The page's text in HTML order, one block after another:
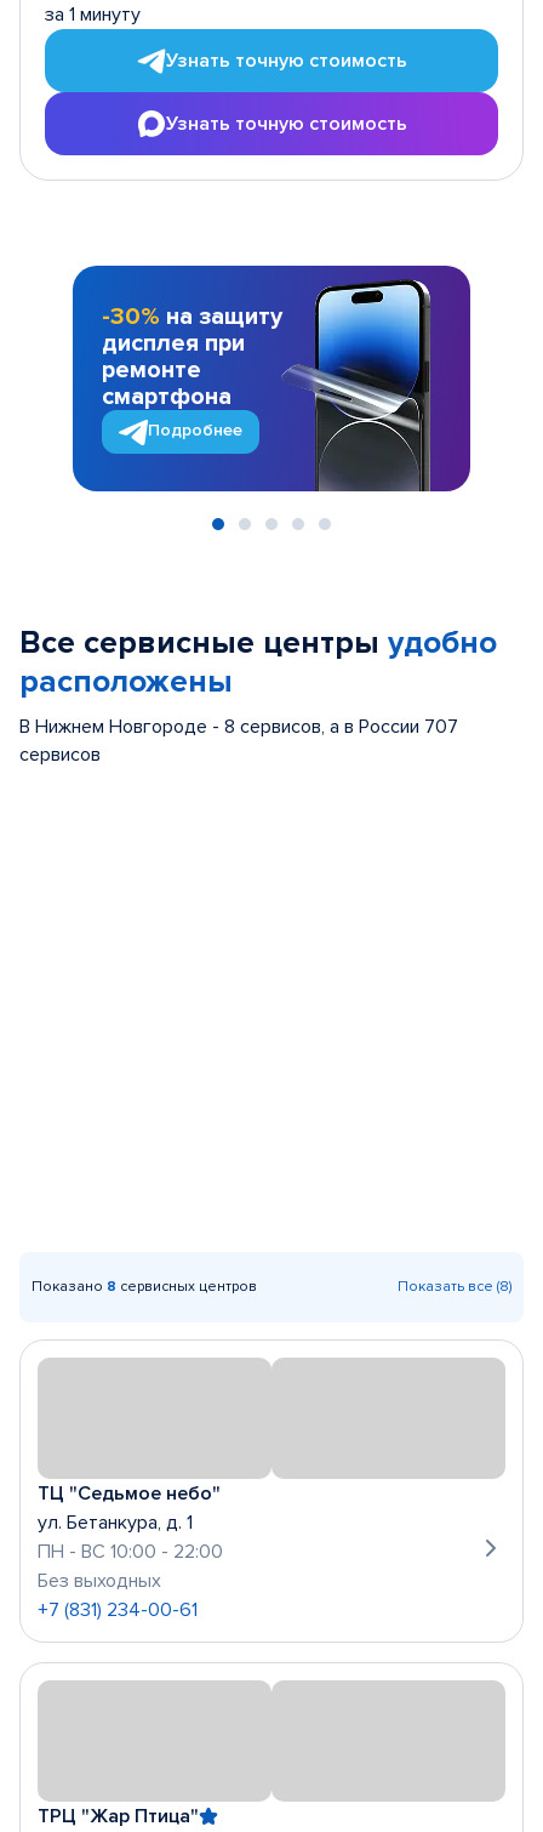
за 1 минуту
Узнать точную стоимость
Узнать точную стоимость
-30% на защиту
дисплея при
ремонте
смартфона
Подробнее
Все сервисные центры удобно
расположены
В Нижнем Новгороде - 8 сервисов, а в России 707
сервисов
Показано 8 сервисных центров Показать все (8)
ТЦ "Седьмое небо"
ул. Бетанкура, д. 1
ПН - ВС 10:00 - 22:00
Без выходных
+7 (831) 234-00-61
ТРЦ "Жар Птица"